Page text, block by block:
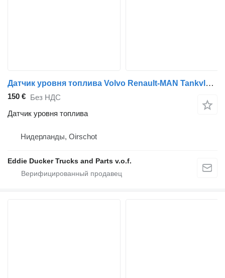
Датчик уровня топлива Volvo Renault-MAN Tankvlotter 610-665 MM NEW для грузовика Renault MAN
150 € Без НДС
Датчик уровня топлива
Нидерланды, Oirschot
Eddie Ducker Trucks and Parts v.o.f.